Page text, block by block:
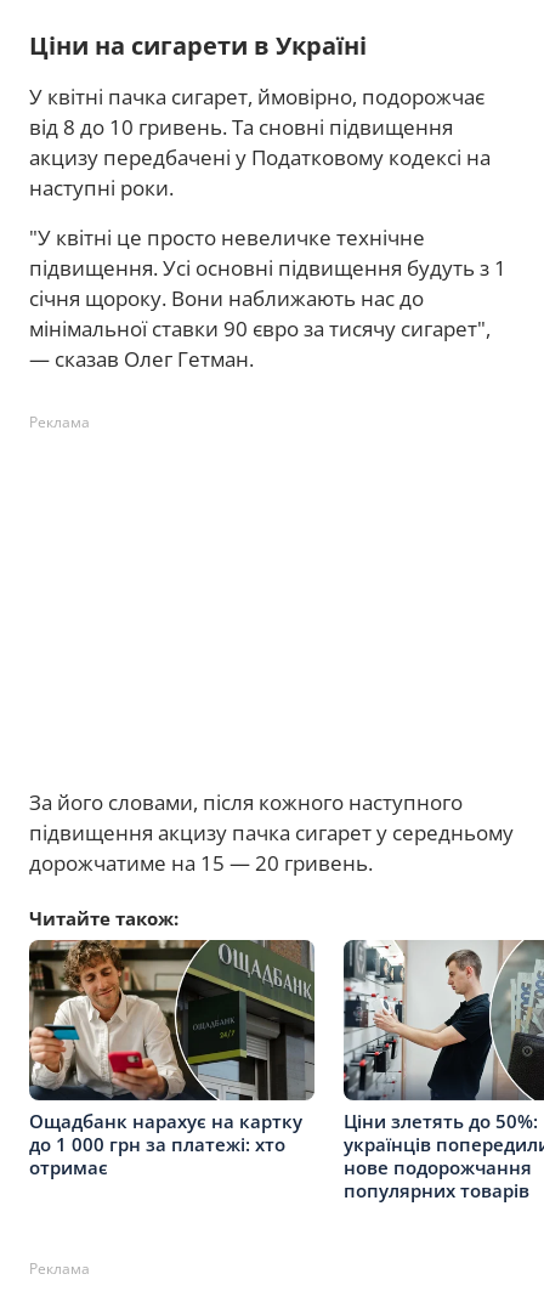
Ціни на сигарети в Україні
У квітні пачка сигарет, ймовірно, подорожчає
від 8 до 10 гривень. Та сновні підвищення
акцизу передбачені у Податковому кодексі на
наступні роки.
"У квітні це просто невеличке технічне
підвищення. Усі основні підвищення будуть з 1
січня щороку. Вони наближають нас до
мінімальної ставки 90 євро за тисячу сигарет",
— сказав Олег Гетман.
Реклама
За його словами, після кожного наступного
підвищення акцизу пачка сигарет у середньому
дорожчатиме на 15 — 20 гривень.
Читайте також:
Ощадбанк нарахує на картку
до 1 000 грн за платежі: хто
отримає
Ціни злетять до 50%:
українців
нове подорожчання
популярних товарів
Реклама